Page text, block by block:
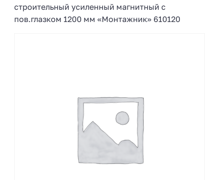
строительный усиленный магнитный с
пов.глазком 1200 мм «Монтажник» 610120